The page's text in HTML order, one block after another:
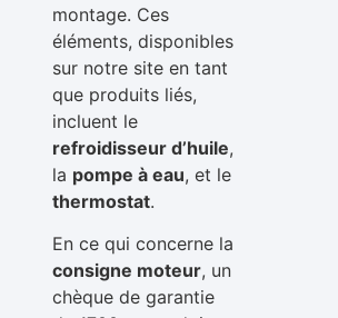
montage. Ces
éléments, disponibles
sur notre site en tant
que produits liés,
incluent le
refroidisseur d’huile,
la pompe à eau, et le
thermostat.
En ce qui concerne la
consigne moteur, un
chèque de garantie